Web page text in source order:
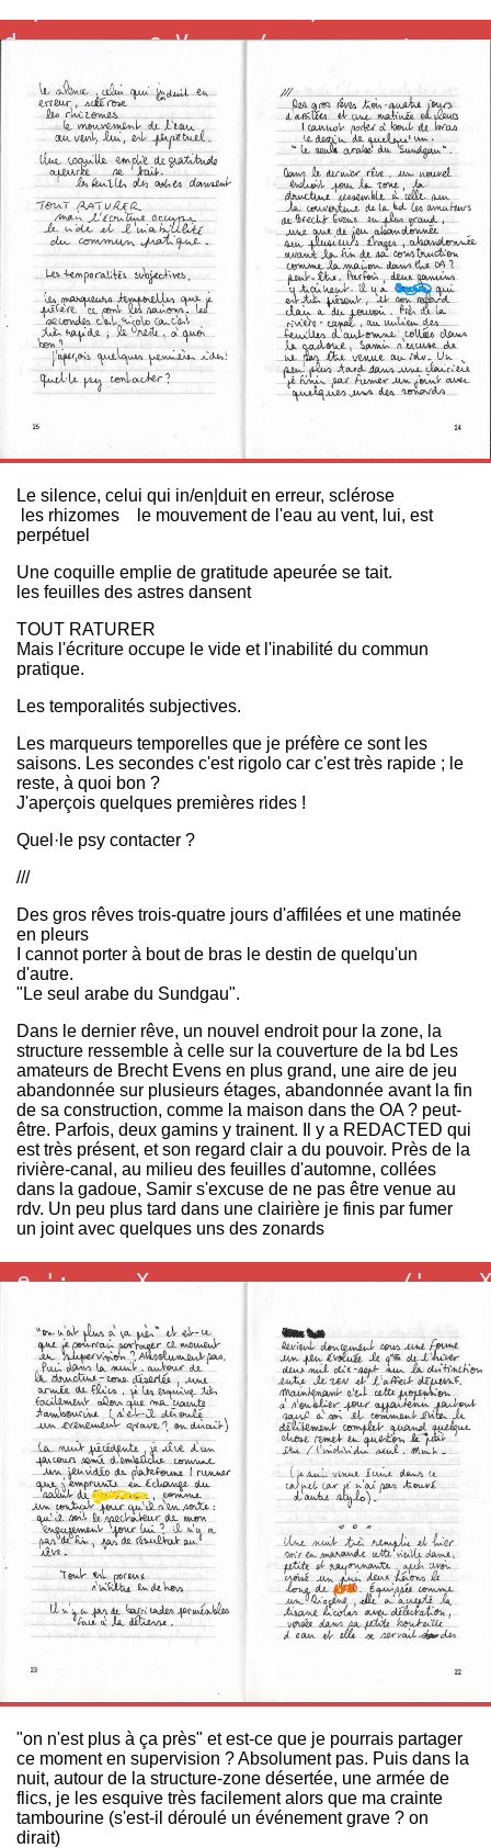
Le silence, celui qui in/en|duit en erreur, sclérose
les rhizomes le mouvement de l'eau au vent, lui, est
perpétuel
Une coquille emplie de gratitude apeurée se tait.
les feuilles des astres dansent
TOUT RATURER
Mais l'écriture occupe le vide et l'inabilité du commun
pratique.
Les temporalités subjectives.
Les marqueurs temporelles que je préfère ce sont les
saisons. Les secondes c'est rigolo car c'est très rapide ; le
reste, à quoi bon ?
J'aperçois quelques premières rides !
Quel·le psy contacter ?
///
Des gros rêves trois-quatre jours d'affilées et une matinée
en pleurs
I cannot porter à bout de bras le destin de quelqu'un
d'autre.
"Le seul arabe du Sundgau".
Dans le dernier rêve, un nouvel endroit pour la zone, la
structure ressemble à celle sur la couverture de la bd Les
amateurs de Brecht Evens en plus grand, une aire de jeu
abandonnée sur plusieurs étages, abandonnée avant la fin
de sa construction, comme la maison dans the OA ? peut-
être. Parfois, deux gamins y trainent. Il y a REDACTED qui
est très présent, et son regard clair a du pouvoir. Près de la
rivière-canal, au milieu des feuilles d'automne, collées
dans la gadoue, Samir s'excuse de ne pas être venue au
rdv. Un peu plus tard dans une clairière je finis par fumer
un joint avec quelques uns des zonards
"on n'est plus à ça près" et est-ce que je pourrais partager
ce moment en supervision ? Absolument pas. Puis dans la
nuit, autour de la structure-zone désertée, une armée de
flics, je les esquive très facilement alors que ma crainte
tambourine (s'est-il déroulé un événement grave ? on
dirait)